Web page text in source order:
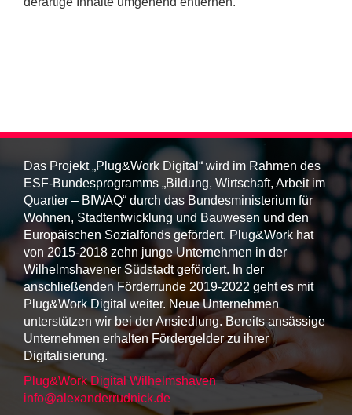
Das Projekt „Plug&Work Digital“ wird im Rahmen des
ESF-Bundesprogramms „Bildung, Wirtschaft, Arbeit im
Quartier – BIWAQ“ durch das Bundesministerium für
Wohnen, Stadtentwicklung und Bauwesen und den
Europäischen Sozialfonds gefördert. Plug&Work hat
von 2015-2018 zehn junge Unternehmen in der
Wilhelmshavener Südstadt gefördert. In der
anschließenden Förderrunde 2019-2022 geht es mit
Plug&Work Digital weiter. Neue Unternehmen
unterstützen wir bei der Ansiedlung. Bereits ansässige
Unternehmen erhalten Fördergelder zu ihrer
Digitalisierung.
Plug&Work Digital Wilhelmshaven
info@alexanderrudnick.de